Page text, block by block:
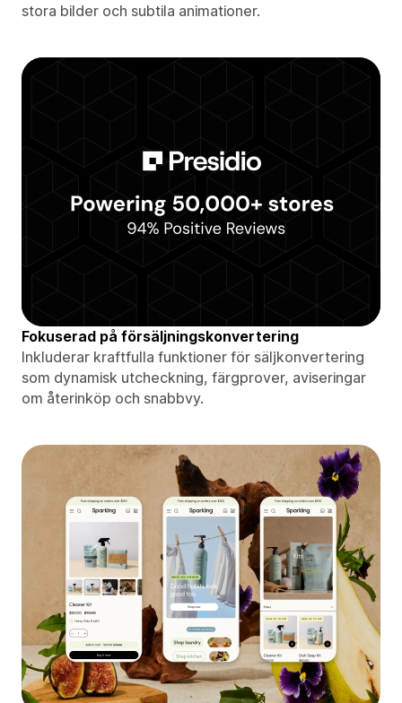
stora bilder och subtila animationer.
Fokuserad på försäljningskonvertering
Inkluderar kraftfulla funktioner för säljkonvertering
som dynamisk utcheckning, färgprover, aviseringar
om återinköp och snabbvy.